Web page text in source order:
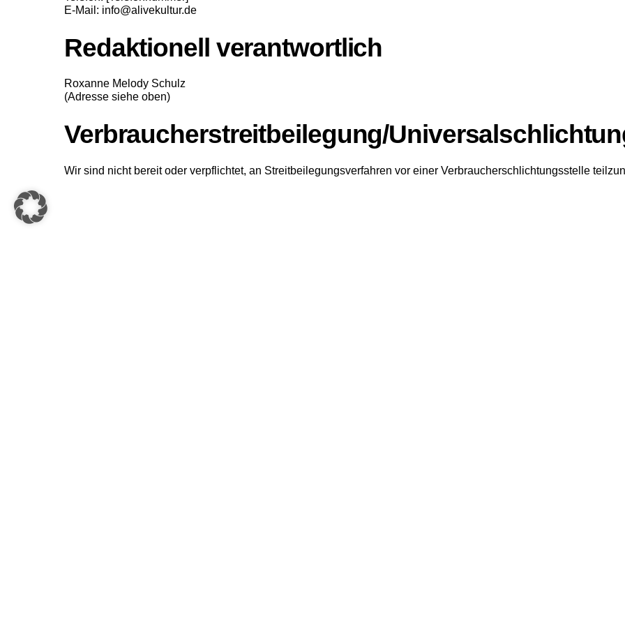
E-Mail: info@alivekultur.de
Redaktionell verantwortlich
Roxanne Melody Schulz
(Adresse siehe oben)
Verbraucher­streit­beilegung/
Wir sind nicht bereit oder verpflichtet, an Streitbeilegungsverfahren vor einer Verbraucherschlichtungsstelle